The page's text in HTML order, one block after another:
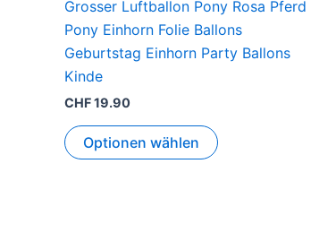
Grosser Luftballon Pony Rosa Pferd
Pony Einhorn Folie Ballons
Geburtstag Einhorn Party Ballons
Kinde
CHF19.90
Optionen wählen